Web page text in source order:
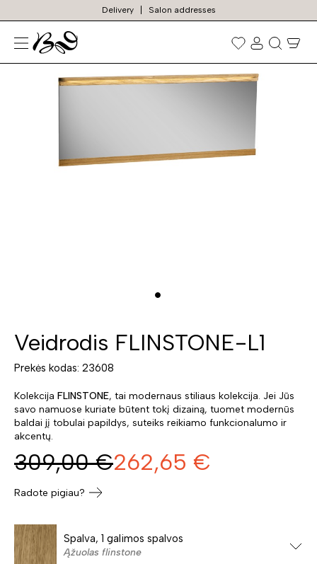
Delivery Salon addresses
Prekių
paieška
N
Veidrodis FLINSTONE-L1
Prekės kodas: 23608
Kolekcija FLINSTONE, tai modernaus stiliaus kolekcija. Jei Jūs
savo namuose kuriate būtent tokį dizainą, tuomet modernūs
baldai jį tobulai papildys, suteiks reikiamo funkcionalumo ir
akcentų.
309,00 €262,65 €
Radote pigiau?
Spalva, 1 galimos spalvos
Ąžuolas flinstone